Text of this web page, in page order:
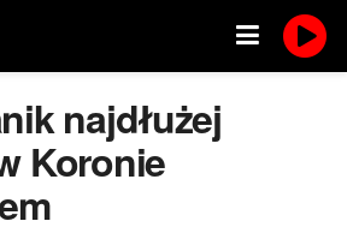
najdłużej
Koronie